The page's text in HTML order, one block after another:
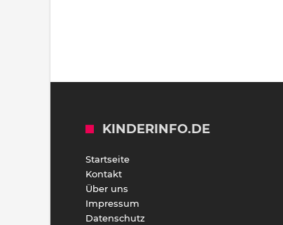
KINDERINFO.DE
Startseite
Kontakt
Über uns
Impressum
Datenschutz